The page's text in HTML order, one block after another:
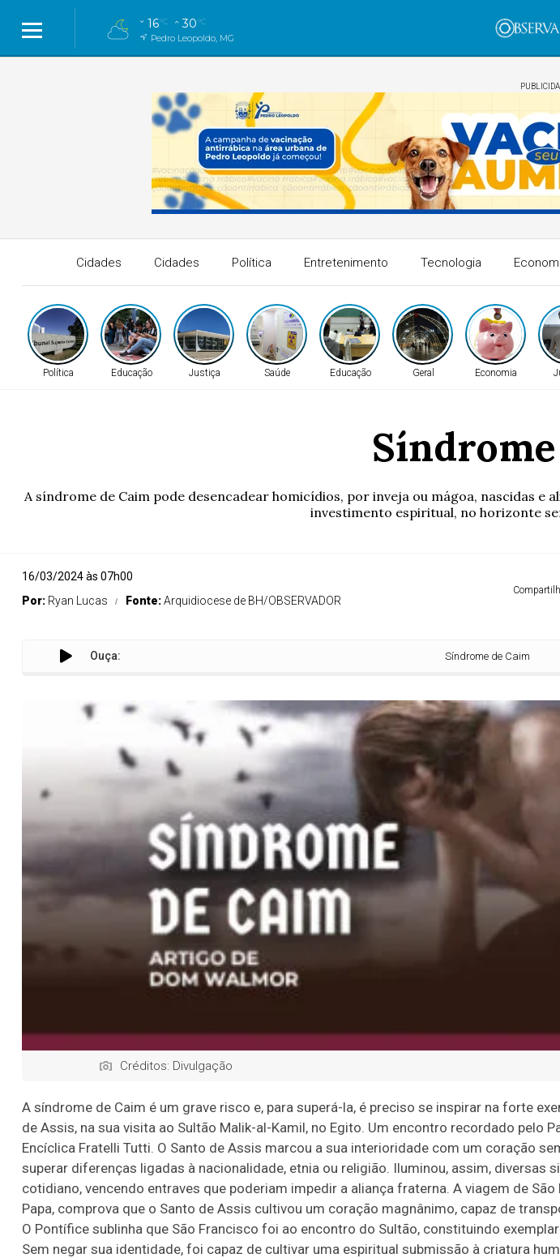
16°C 30°C
Pedro Leopoldo, MG
Cidades Cidades Política Entretenimento Tecnologia
Política Educação Justiça Saúde Educação Geral Economia
A síndrome de Caim pode desencadear homicídios, por inveja ou mágoa, nascidas
investimento espiritual, no horizonte
16/03/2024 às 07h00
Por: Ryan Lucas Fonte:Arquidiocese de BH/OBSERVADOR
Ouça: Síndrome de Caim
Créditos: Divulgação
A síndrome de Caim é um grave risco e, para superá-la, é preciso se inspirar na forte
de Assis, na sua visita ao Sultão Malik-al-Kamil, no Egito. Um encontro recordado pelo
Encíclica Fratelli Tutti. O Santo de Assis marcou a sua interioridade com um coração
superar diferenças ligadas à nacionalidade, etnia ou religião. Iluminou, assim, diversas
cotidiano, vencendo entraves que poderiam impedir a aliança fraterna. A viagem de
Papa, comprova que o Santo de Assis cultivou um coração magnânimo, capaz de
O Pontífice sublinha que São Francisco foi ao encontro do Sultão, constituindo
Sem negar sua identidade, foi capaz de cultivar uma espiritual submissão à criatura